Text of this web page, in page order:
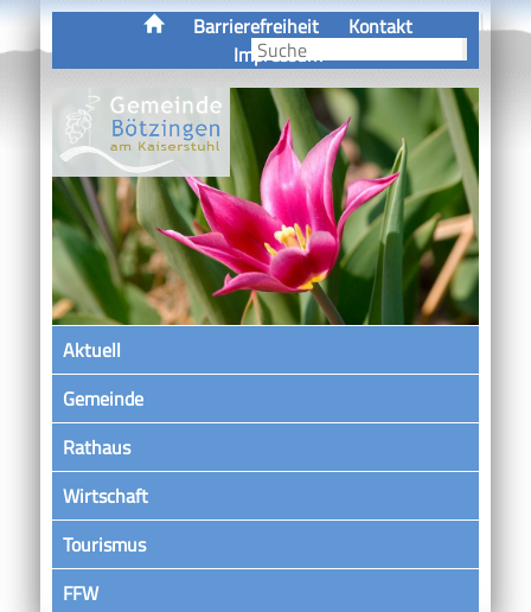
Barrierefreiheit
Kontakt
Impressum
Aktuell
Gemeinde
Rathaus
Wirtschaft
Tourismus
FFW